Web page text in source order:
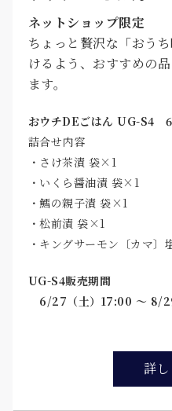
ネットショップ限定
ちょっと贅沢な「おう
けるよう、おすすめの
ます。
おウチDEごはん UG-S4
詰合せ内容
・さけ茶漬 袋×1
・いくら醤油漬 袋×1
・鱈の親子漬 袋×1
・松前漬 袋×1
・キングサーモン〔カマ〕
UG-S4販売期間
6/27（土）17:00 ～ 8/
詳し